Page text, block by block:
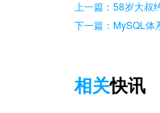
上一篇：58岁大叔
下一篇：MySQL体
相关快讯